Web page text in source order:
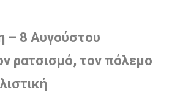
– 8 Αυγούστου
ρατσισμό, τον πόλεμο